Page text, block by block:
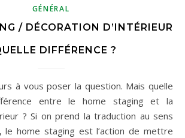
GÉNÉRAL
/ DÉCORATION D’INTÉRIEUR
DIFFÉRENCE ?
entre le home staging et la
? Si on prend la traduction au sens
home staging est l’action de mettre